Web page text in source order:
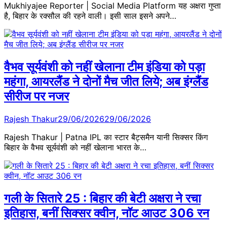
Mukhiyajee Reporter | Social Media Platform यह अक्षरा गुप्ता
है, बिहार के रक्सौल की रहने वाली। इसी साल इसने अपने…
वैभव सूर्यवंशी को नहीं खेलाना टीम इंडिया को पड़ा
महंगा, आयरलैंड ने दोनों मैच जीत लिये; अब इंग्लैंड
सीरीज पर नजर
Rajesh Thakur29/06/202629/06/2026
Rajesh Thakur | Patna IPL का स्टार बैट्समैन यानी सिक्सर किंग
बिहार के वैभव सूर्यवंशी को नहीं खेलाना भारत के…
गली के सितारे 25 : बिहार की बेटी अक्षरा ने रचा
इतिहास, बनीं सिक्सर क्वीन, नॉट आउट 306 रन